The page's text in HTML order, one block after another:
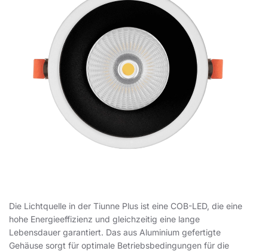
Die Lichtquelle in der Tiunne Plus ist eine COB-LED, die eine
hohe Energieeffizienz und gleichzeitig eine lange
Lebensdauer garantiert. Das aus Aluminium gefertigte
Gehäuse sorgt für optimale Betriebsbedingungen für die